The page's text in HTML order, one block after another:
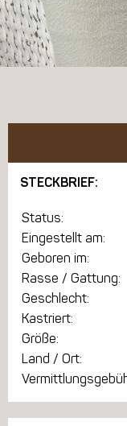
STECKBRIEF:
Status:
Eingestellt am:
Geboren im:
Rasse / Gattung:
Geschlecht:
Kastriert:
Größe:
Land / Ort: